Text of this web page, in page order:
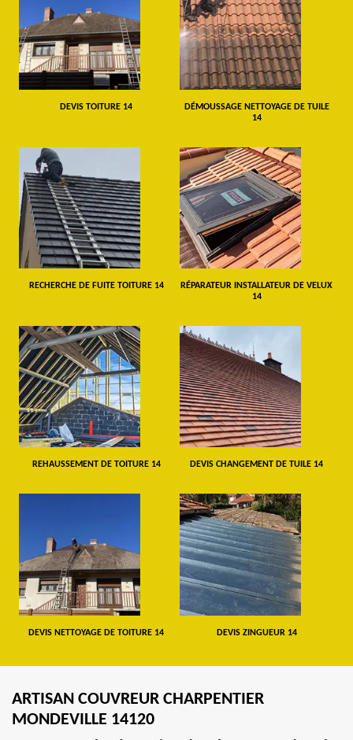
DEVIS TOITURE 14
DÉMOUSSAGE NETTOYAGE DE TUILE
14
RECHERCHE DE FUITE TOITURE 14
RÉPARATEUR INSTALLATEUR DE VELUX
14
REHAUSSEMENT DE TOITURE 14 DEVIS CHANGEMENT DE TUILE 14
DEVIS NETTOYAGE DE TOITURE 14 DEVIS ZINGUEUR 14
ARTISAN COUVREUR CHARPENTIER
MONDEVILLE 14120